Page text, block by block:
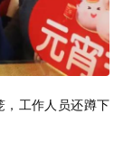
，工作人员还蹲下